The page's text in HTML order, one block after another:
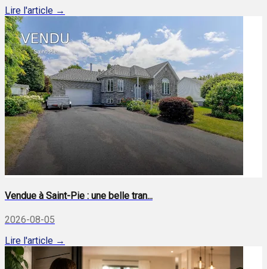
Lire l'article →
Vendue à Saint-Pie : une belle tran...
2026-08-05
Lire l'article →